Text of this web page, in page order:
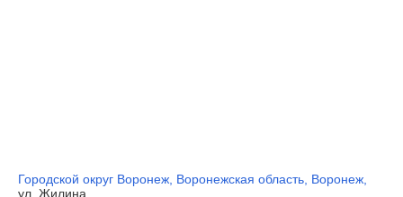
Городской округ Воронеж Воронежская область Воронеж
ул. Жилина